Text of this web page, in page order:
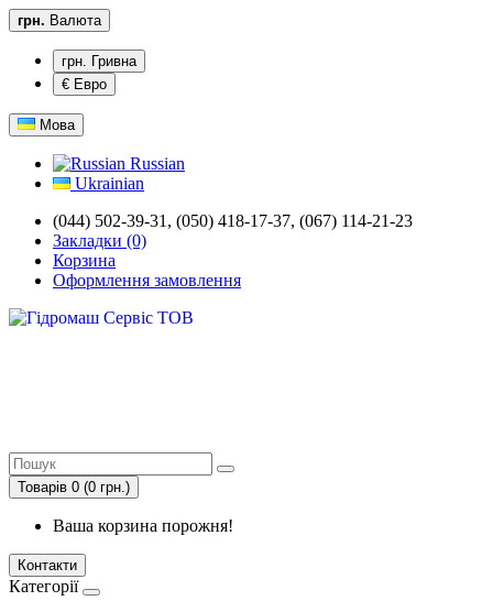
грн. Валюта
грн. Гривна
€ Евро
Мова
Russian
Ukrainian
(044) 502-39-31, (050) 418-17-37, (067) 114-21-23
Закладки (0)
Корзина
Оформлення замовлення
Товарів 0 (0 грн.)
Ваша корзина порожня!
Контакти
Категорії